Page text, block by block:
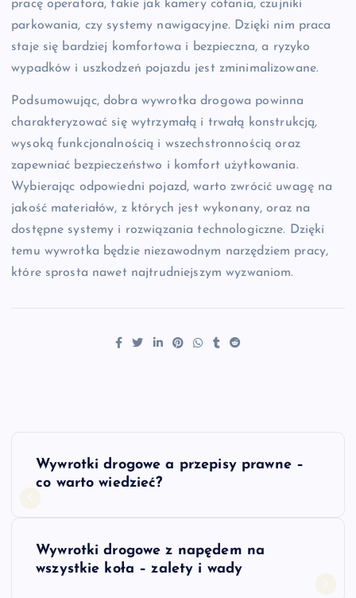
pracę operatora, takie jak kamery cofania, czujniki
parkowania, czy systemy nawigacyjne. Dzięki nim praca
staje się bardziej komfortowa i bezpieczna, a ryzyko
wypadków i uszkodzeń pojazdu jest zminimalizowane.
Podsumowując, dobra wywrotka drogowa powinna
charakteryzować się wytrzymałą i trwałą konstrukcją,
wysoką funkcjonalnością i wszechstronnością oraz
zapewniać bezpieczeństwo i komfort użytkowania.
Wybierając odpowiedni pojazd, warto zwrócić uwagę na
jakość materiałów, z których jest wykonany, oraz na
dostępne systemy i rozwiązania technologiczne. Dzięki
temu wywrotka będzie niezawodnym narzędziem pracy,
które sprosta nawet najtrudniejszym wyzwaniom.
NWywrotki drogowe a przepisy prawne –
co warto wiedzieć?
Wywrotki drogowe z napędem na
wszystkie koła – zalety i wady